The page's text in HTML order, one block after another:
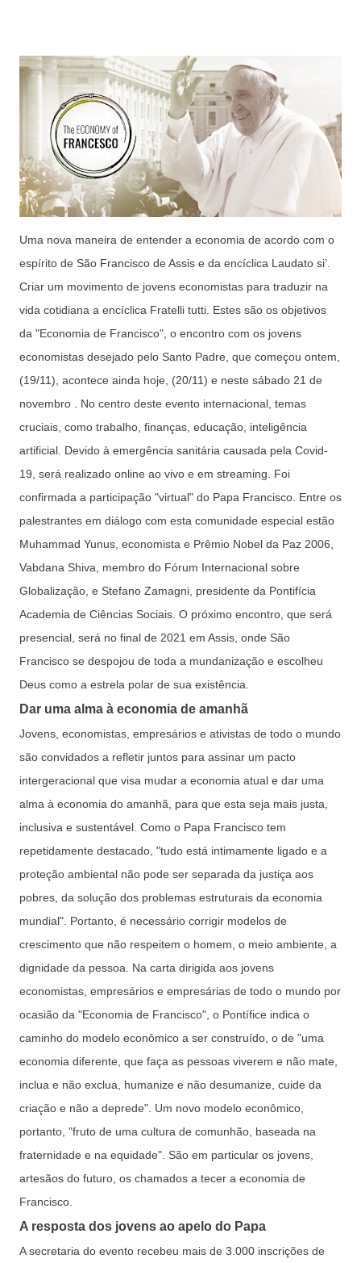
Uma nova maneira de entender a economia de acordo com o
espírito de São Francisco de Assis e da encíclica Laudato si’.
Criar um movimento de jovens economistas para traduzir na
vida cotidiana a encíclica Fratelli tutti. Estes são os objetivos
da "Economia de Francisco", o encontro com os jovens
economistas desejado pelo Santo Padre, que começou ontem,
(19/11), acontece ainda hoje, (20/11) e neste sábado 21 de
novembro . No centro deste evento internacional, temas
cruciais, como trabalho, finanças, educação, inteligência
artificial. Devido à emergência sanitária causada pela Covid-
19, será realizado online ao vivo e em streaming. Foi
confirmada a participação "virtual" do Papa Francisco. Entre os
palestrantes em diálogo com esta comunidade especial estão
Muhammad Yunus, economista e Prêmio Nobel da Paz 2006,
Vabdana Shiva, membro do Fórum Internacional sobre
Globalização, e Stefano Zamagni, presidente da Pontifícia
Academia de Ciências Sociais. O próximo encontro, que será
presencial, será no final de 2021 em Assis, onde São
Francisco se despojou de toda a mundanização e escolheu
Deus como a estrela polar de sua existência.
Dar uma alma à economia de amanhã
Jovens, economistas, empresários e ativistas de todo o mundo
são convidados a refletir juntos para assinar um pacto
intergeracional que visa mudar a economia atual e dar uma
alma à economia do amanhã, para que esta seja mais justa,
inclusiva e sustentável. Como o Papa Francisco tem
repetidamente destacado, "tudo está intimamente ligado e a
proteção ambiental não pode ser separada da justiça aos
pobres, da solução dos problemas estruturais da economia
mundial". Portanto, é necessário corrigir modelos de
crescimento que não respeitem o homem, o meio ambiente, a
dignidade da pessoa. Na carta dirigida aos jovens
economistas, empresários e empresárias de todo o mundo por
ocasião da "Economia de Francisco", o Pontífice indica o
caminho do modelo econômico a ser construído, o de "uma
economia diferente, que faça as pessoas viverem e não mate,
inclua e não exclua, humanize e não desumanize, cuide da
criação e não a deprede". Um novo modelo econômico,
portanto, "fruto de uma cultura de comunhão, baseada na
fraternidade e na equidade". São em particular os jovens,
artesãos do futuro, os chamados a tecer a economia de
Francisco.
A resposta dos jovens ao apelo do Papa
A secretaria do evento recebeu mais de 3.000 inscrições de